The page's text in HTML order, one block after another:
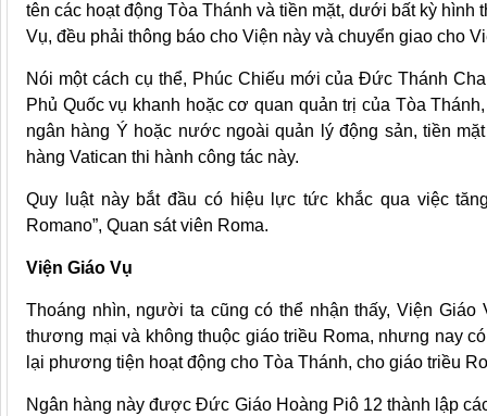
tên các hoạt động Tòa Thánh và tiền mặt, dưới bất kỳ
Vụ, đều phải thông báo cho Viện này và chuyển giao cho
Nói một cách cụ thể, Phúc Chiếu mới của Đức Thánh
Phủ Quốc vụ khanh hoặc cơ quan quản trị của Tòa
ngân hàng Ý hoặc nước ngoài quản lý động sản, tiền
hàng Vatican thi hành công tác này.
Quy luật này bắt đầu có hiệu lực tức khắc qua việc
Romano”, Quan sát viên Roma.
Viện Giáo Vụ
Thoáng nhìn, người ta cũng có thể nhận thấy, Viện
thương mại và không thuộc giáo triều Roma, nhưng nay
lại phương tiện hoạt động cho Tòa Thánh, cho giáo triều
Ngân hàng này được Đức Giáo Hoàng Piô 12 thành lập